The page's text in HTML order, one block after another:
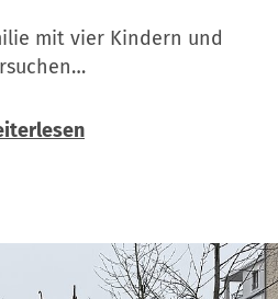
mit vier Kindern und